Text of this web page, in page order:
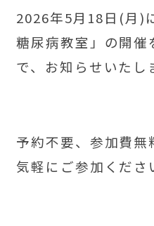
2026年5月18日(月
糖尿病教室」の開催
で、お知らせいたし
予約不要、参加費無
気軽にご参加くださ